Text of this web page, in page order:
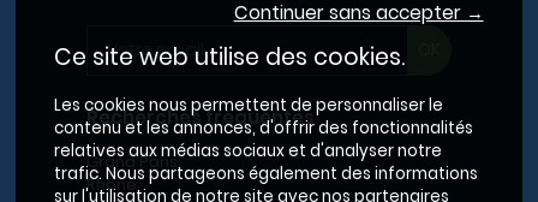
Recherches fréquentes
Grand Paris
Rhône
Continuer sans accepter →
Ce site web utilise des cookies.
Les cookies nous permettent de personnaliser le
contenu et les annonces, d'offrir des fonctionnalités
relatives aux médias sociaux et d'analyser notre
trafic. Nous partageons également des informations
sur l'utilisation de notre site avec nos partenaires